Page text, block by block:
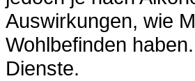
Auswirkungen, wie
Wohlbefinden
Dienste.